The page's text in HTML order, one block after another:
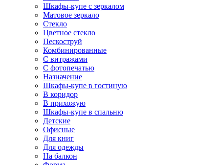
Шкафы-купе с зеркалом
Матовое зеркало
Стекло
Цветное стекло
Пескоструй
Комбинированные
С витражами
С фотопечатью
Назначение
Шкафы-купе в гостиную
В коридор
В прихожую
Шкафы-купе в спальню
Детские
Офисные
Для книг
Для одежды
На балкон